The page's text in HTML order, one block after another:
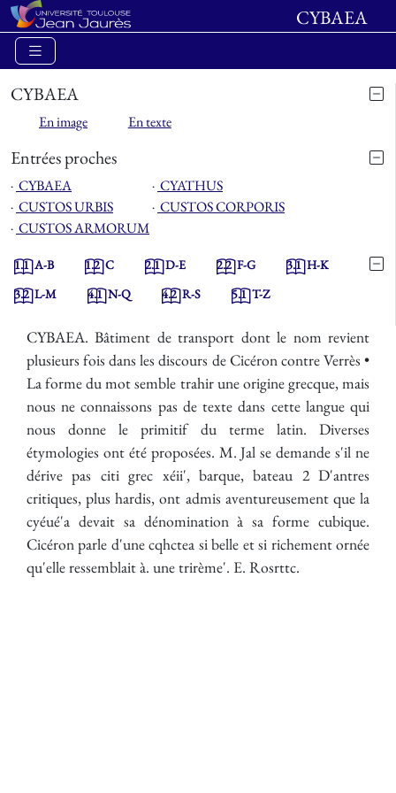
CYBAEA
CYBAEA
En image En texte
Entrées proches
⋅ CYBAEA ⋅ CYATHUS
⋅ CUSTOS URBIS ⋅ CUSTOS CORPORIS
⋅ CUSTOS ARMORUM
1.1A-B 1.2C 2.1D-E 2.2F-G 3.1H-K
3.2L-M 4.1N-Q 4.2R-S 5.1T-Z
CYBAEA. Bâtiment de transport dont le nom revient
plusieurs fois dans les discours de Cicéron contre Verrès •
La forme du mot semble trahir une origine grecque, mais
nous ne connaissons pas de texte dans cette langue qui
nous donne le primitif du terme latin. Diverses
étymologies ont été proposées. M. Jal se demande s'il ne
dérive pas citi grec xéii', barque, bateau 2 D'antres
critiques, plus hardis, ont admis aventureusement que la
cyéué'a devait sa dénomination à sa forme cubique.
Cicéron parle d'une cqhctea si belle et si richement ornée
qu'elle ressemblait à. une trirème'. E. Rosrttc.